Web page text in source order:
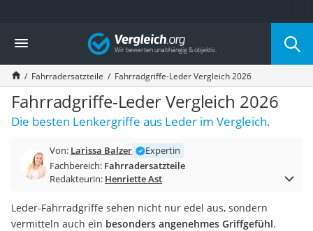
Die beliebtesten Vergleiche nach Kategorie
Freizeit & Sport
Gartentrampolin
Trampolin
Metalldetektor
Eufab-Fahrradträger
Trampolin 366 cm
Aluminium-Koffer
Futterboot
E-Bike-Dreirad
Trekkingschuhe Herren
Vergleich
Fahrradersatzteile Fahrradgriffe-Leder Vergleich 2026
Fahrradgriffe-Leder Vergleich 2026
Die besten Lenkergriffe aus Leder im Vergleich.
Von: Larissa Balzer
Expertin
Fachbereich: Fahrradersatzteile
Redakteurin: Henriette Ast
Leder-Fahrradgriffe sehen nicht nur edel aus, sondern
vermitteln auch ein besonders angenehmes Griffgefühl.